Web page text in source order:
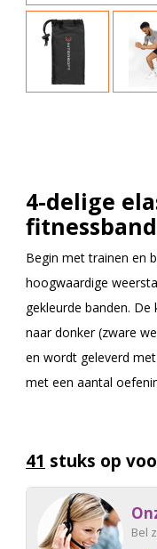
4-delige
Begin met trainen en
hoogwaardige
gekleurde banden.
naar donker (zware
en wordt geleverd
met een aantal
41 stuks op
Bel